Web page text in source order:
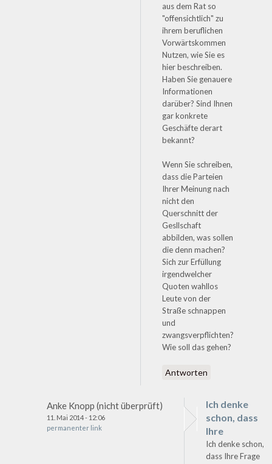
aus dem Rat so
"offensichtlich" zu
ihrem beruflichen
Vorwärtskommen
Nutzen, wie Sie es
hier beschreiben.
Haben Sie genauere
Informationen
darüber? Sind Ihnen
gar konkrete
Geschäfte derart
bekannt?
Wenn Sie schreiben,
dass die Parteien
Ihrer Meinung nach
nicht den
Querschnitt der
Gesllschaft
abbilden, was sollen
die denn machen?
Sich zur Erfüllung
irgendwelcher
Quoten wahllos
Leute von der
Straße schnappen
und
zwangsverpflichten?
Wie soll das gehen?
Antworten
Anke Knopp (nicht überprüft)
11. Mai 2014 - 12:06
permanenter link
Ich denke
schon, dass
Ihre
Ich denke schon,
dass Ihre Frage